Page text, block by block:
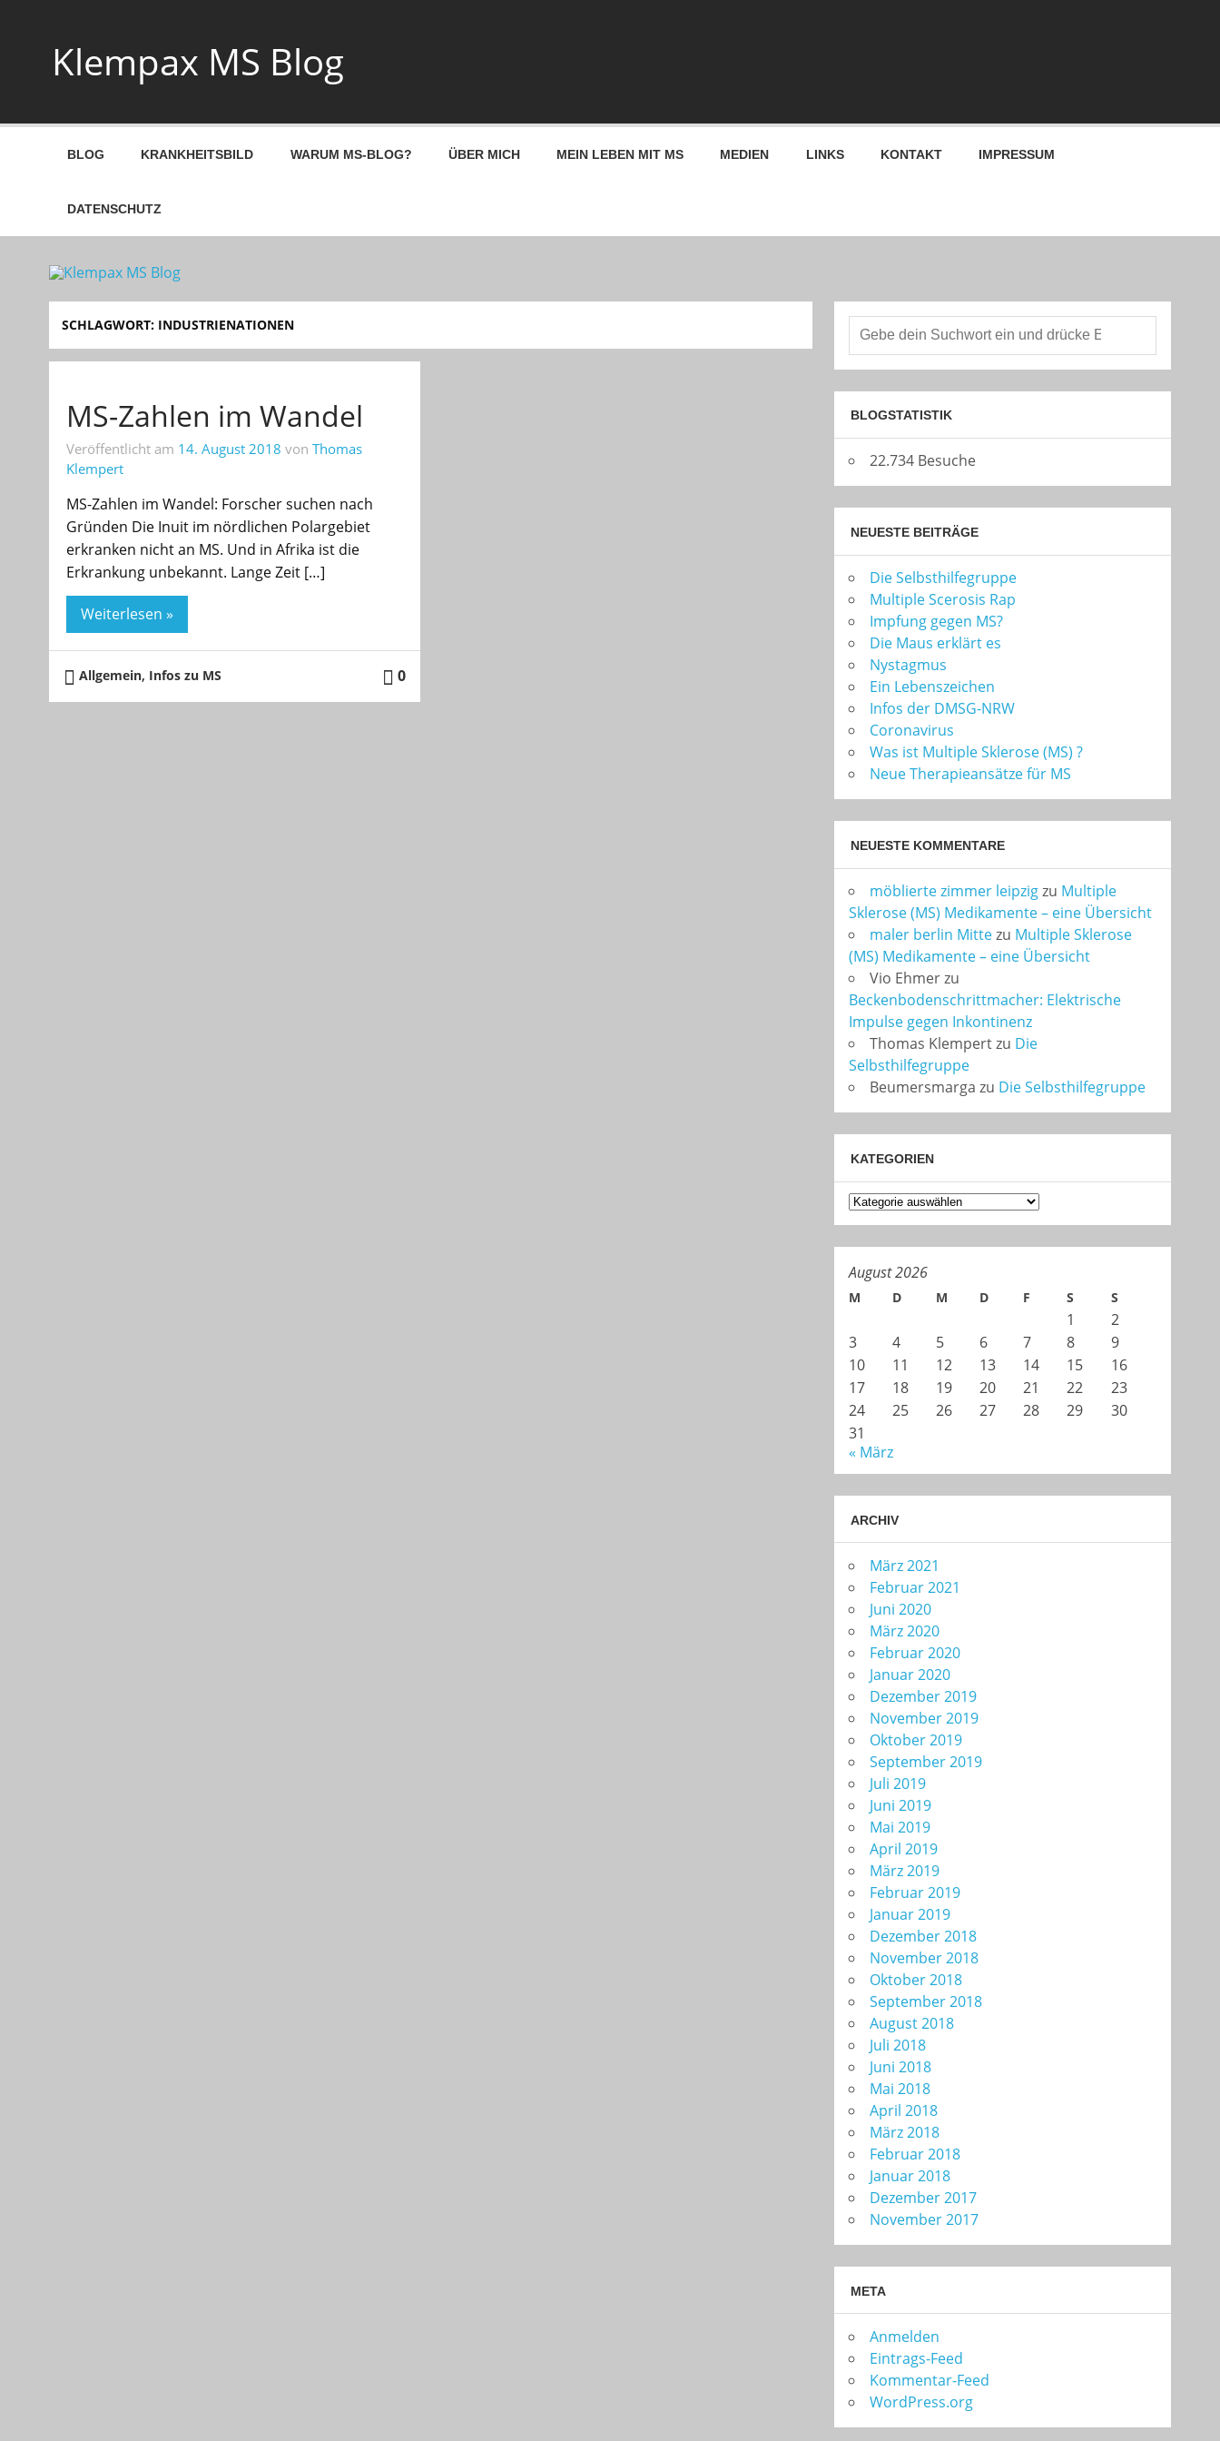
Klempax MS Blog
BLOG KRANKHEITSBILD WARUM MS-BLOG? ÜBER MICH MEIN LEBEN MIT MS MEDIEN LINKS KONTAKT IMPRESSUM
DATENSCHUTZ
SCHLAGWORT: INDUSTRIENATIONEN
MS-Zahlen im Wandel
Veröffentlicht am 14. August 2018 von Thomas
Klempert
MS-Zahlen im Wandel: Forscher suchen nach
Gründen Die Inuit im nördlichen Polargebiet
erkranken nicht an MS. Und in Afrika ist die
Erkrankung unbekannt. Lange Zeit […]
Weiterlesen »
0
Allgemein, Infos zu MS
BLOGSTATISTIK
22.734 Besuche
NEUESTE BEITRÄGE
Die Selbsthilfegruppe
Multiple Scerosis Rap
Impfung gegen MS?
Die Maus erklärt es
Nystagmus
Ein Lebenszeichen
Infos der DMSG-NRW
Coronavirus
Was ist Multiple Sklerose (MS) ?
Neue Therapieansätze für MS
NEUESTE KOMMENTARE
möblierte zimmer leipzigzu Multiple
Sklerose (MS) Medikamente – eine Übersicht
maler berlin Mittezu Multiple Sklerose
(MS) Medikamente – eine Übersicht
Vio Ehmerzu
Beckenbodenschrittmacher: Elektrische
Impulse gegen Inkontinenz
Thomas Klempertzu Die
Selbsthilfegruppe
Beumersmarga zu Die Selbsthilfegruppe
KATEGORIEN
Kategorien
August 2026
M D M D F S S
1
2
3
4 5 6 7 8
9
10
11 12 13 14 15
16
17
18 19 20 21 22
23
24
25 26 27 28 29
30
31
« März
ARCHIV
März 2021
Februar 2021
Juni 2020
März 2020
Februar 2020
Januar 2020
Dezember 2019
November 2019
Oktober 2019
September 2019
Juli 2019
Juni 2019
Mai 2019
April 2019
März 2019
Februar 2019
Januar 2019
Dezember 2018
November 2018
Oktober 2018
September 2018
August 2018
Juli 2018
Juni 2018
Mai 2018
April 2018
März 2018
Februar 2018
Januar 2018
Dezember 2017
November 2017
META
Anmelden
Eintrags-Feed
Kommentar-Feed
WordPress.org